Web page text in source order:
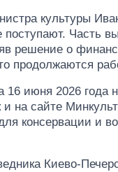
культуры
Часть
решение о
продолжаются
16 июня 2026 года
и на сайте
консервации и
Киево-